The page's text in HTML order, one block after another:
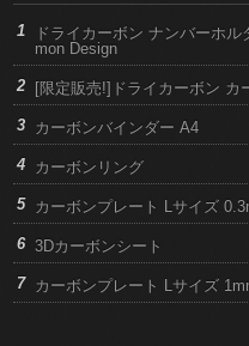
ドライカーボン ナンバーホ
mon Design
[限定販売!]ドライカーボン カ
カーボンバインダー A4
カーボンリング
カーボンプレート Lサイズ
3Dカーボンシート
カーボンプレート Lサイズ